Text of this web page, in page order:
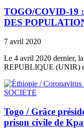
TOGO/COVID-19
DES
7 avril 2020
Le 4 avril 2020 dernier,
REPUBLIQUE (UNIR)
SOCIETE
Togo / Grâce
prison civile de